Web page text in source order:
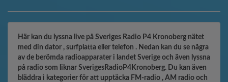
Här kan du lyssna live på Sveriges Radio P4 Kronoberg nätet
med din dator , surfplatta eller telefon . Nedan kan du se några
av de berömda radioapparater i landet Sverige och även lyssna
på radio som liknar SverigesRadioP4Kronoberg. Du kan även
bläddra i kategorier för att upptäcka FM-radio , AM radio och